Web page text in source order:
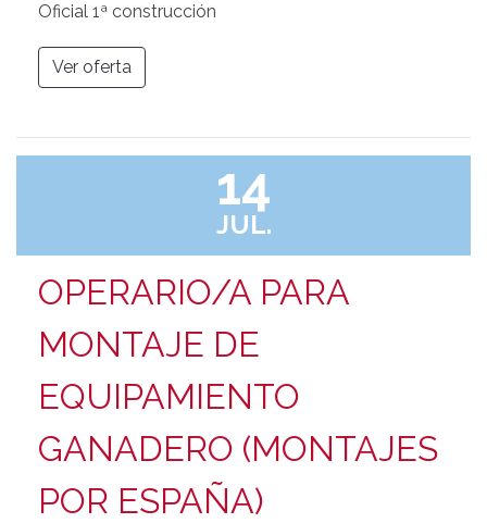
Oficial 1ª construcción
Ver oferta
14
JUL.
OPERARIO/A PARA
MONTAJE DE
EQUIPAMIENTO
GANADERO (MONTAJES
POR ESPAÑA)